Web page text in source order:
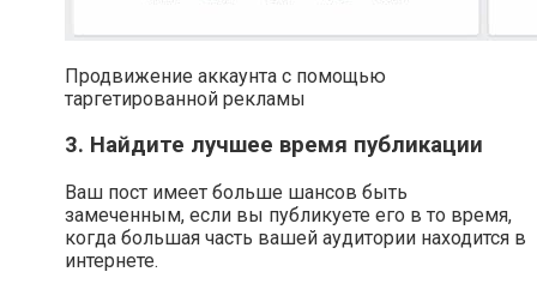
Продвижение аккаунта с помощью
таргетированной рекламы
3. Найдите лучшее время публикации
Ваш пост имеет больше шансов быть
замеченным, если вы публикуете его в то время,
когда большая часть вашей аудитории находится в
интернете.